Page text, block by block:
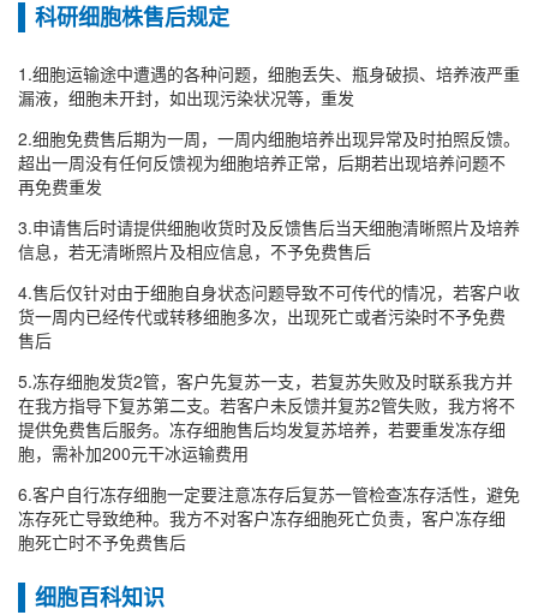
科研细胞株售后规定
1.细胞运输途中遭遇的各种问题，细胞丢失、瓶身破损、培养液严重
漏液，细胞未开封，如出现污染状况等，重发
2.细胞免费售后期为一周，一周内细胞培养出现异常及时拍照反馈。
超出一周没有任何反馈视为细胞培养正常，后期若出现培养问题不
再免费重发
3.申请售后时请提供细胞收货时及反馈售后当天细胞清晰照片及培养
信息，若无清晰照片及相应信息，不予免费售后
4.售后仅针对由于细胞自身状态问题导致不可传代的情况，若客户收
货一周内已经传代或转移细胞多次，出现死亡或者污染时不予免费
售后
5.冻存细胞发货2管，客户先复苏一支，若复苏失败及时联系我方并
在我方指导下复苏第二支。若客户未反馈并复苏2管失败，我方将不
提供免费售后服务。冻存细胞售后均发复苏培养，若要重发冻存细
胞，需补加200元干冰运输费用
6.客户自行冻存细胞一定要注意冻存后复苏一管检查冻存活性，避免
冻存死亡导致绝种。我方不对客户冻存细胞死亡负责，客户冻存细
胞死亡时不予免费售后
细胞百科知识